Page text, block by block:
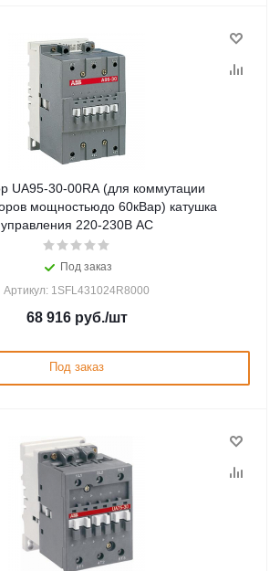
UA95-30-00RA (для коммутации
мощностьюдо 60кВар) катушка
управления 220-230В AC
Под заказ
Артикул: 1SFL431024R8000
68 916руб./шт
Под заказ